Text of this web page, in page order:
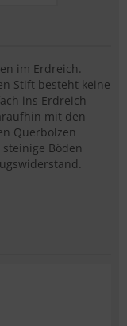
im Erdreich.
Stift besteht keine
ins Erdreich
mit den
Querbolzen
Böden